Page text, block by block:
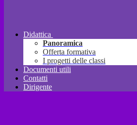
Didattica
Panoramica
Offerta formativa
I progetti delle classi
Documenti utili
Contatti
Dirigente